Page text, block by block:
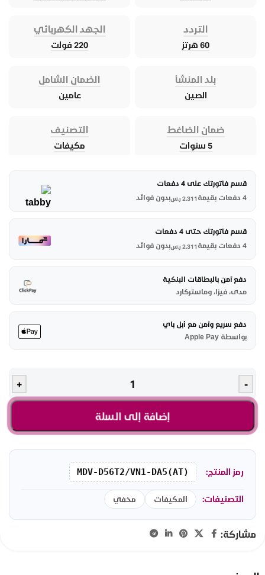
التردد
60 هرتز
الجهد الكهربائي
220 فولت
بلد المنشأ
الصين
الضمان الشامل
عامين
ضمان الضاغط
5 سنوات
التصنيف
مكيفات
قسم فاتورتك على 4 دفعات
4 دفعات بقيمة
2.311 ر.سبدون فوائد
قسم فاتورتك حتى 4 دفعات
4 دفعات بقيمة
2.311 ر.سبدون فوائد
دفع آمن بالبطاقات البنكية
مدى، فيزا، وماستركارد
دفع سريع وآمن مع أبل باي
بواسطة Apple Pay
-
+
إضافة إلى السلة
رمز المنتج: MDV-D56T2/VN1-DA5(AT)
التصنيفات: المكيفات مخفي
مشاركة: